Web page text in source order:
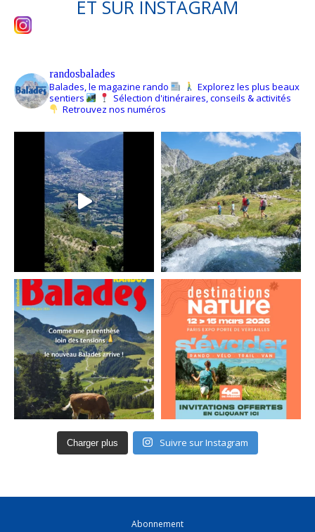
ET SUR INSTAGRAM
randosbalades
Balades, le magazine rando
Explorez les plus beaux
sentiers
Sélection d'itinéraires, conseils & activités
Retrouvez nos numéros
Charger plus Suivre sur Instagram
Abonnement